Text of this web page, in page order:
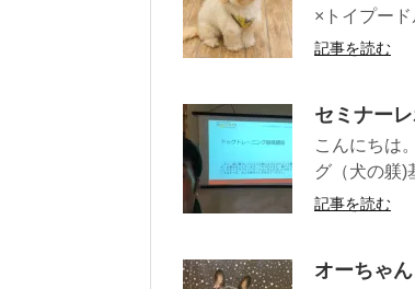
×トイプー
記事を読む
セミナー
こんにちは
グ（犬の躾)
記事を読む
オーちゃ